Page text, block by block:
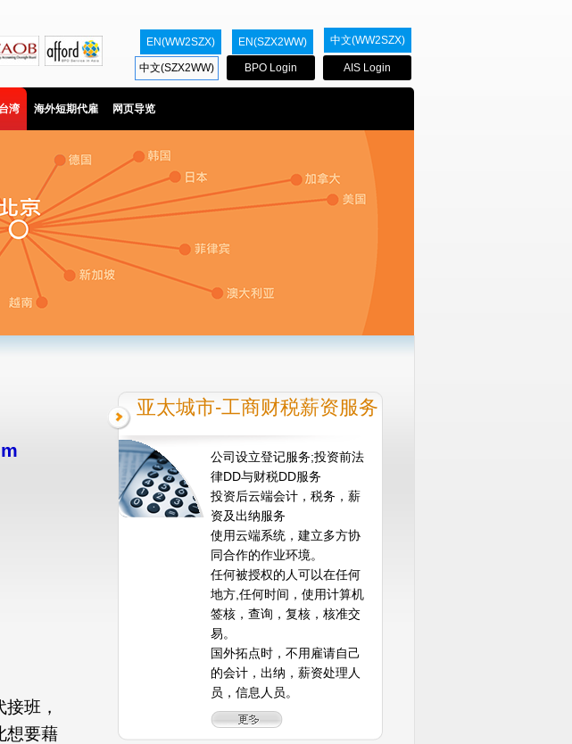
EN(WW2SZX) EN(SZX2WW) 中文(WW2SZX)
中文(SZX2WW) BPO Login AIS Login
湾 海外短期代雇 网页导览
班，
想要藉
亚太城市-工商财税薪资服务
公司设立登记服务;投资前法
律DD与财税DD服务
投资后云端会计，税务，薪
资及出纳服务
使用云端系统，建立多方协
同合作的作业环境。
任何被授权的人可以在任何
地方,任何时间，使用计算机
签核，查询，复核，核准交
易。
国外拓点时，不用雇请自己
的会计，出纳，薪资处理人
员，信息人员。